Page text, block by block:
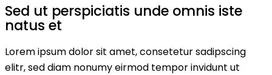
Sed ut perspiciatis unde omnis iste
natus et
Lorem ipsum dolor sit amet, consetetur sadipscing
elitr, sed diam nonumy eirmod tempor invidunt ut